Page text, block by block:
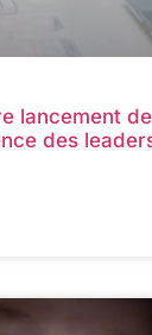
lancement
des